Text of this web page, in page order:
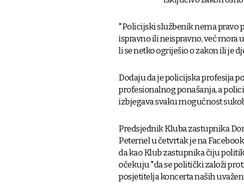
"Policijski službenik nema pravo
ispravno ili neispravno, već mora
li se netko ogriješio o zakon ili je
Dodaju da je policijska profesija
profesionalnog ponašanja, a
izbjegava svaku mogućnost
Predsjednik Kluba zastupnika
Peternel u četvrtak je na
da kao Klub zastupnika čiju
očekuju "da se politički založi
posjetitelja koncerta naših